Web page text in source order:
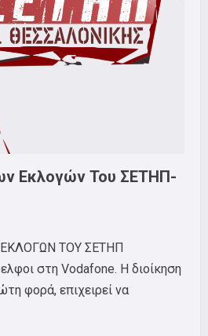
Εκλογών Του ΣΕΤΗΠ-
ΤΟΥ ΣΕΤΗΠ
στη Vodafone. Η διοίκηση
φορά, επιχειρεί να